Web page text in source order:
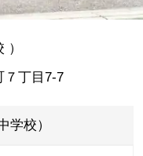
）
７丁目7-7
学校）